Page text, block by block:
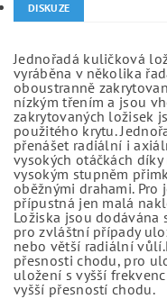
DISKUZE
Jednořadá kuličková
vyráběna v několika
oboustranně
nízkým třením a jsou
zakrytovaných ložisek
použitého krytu.
přenášet radiální i
vysokých otáčkách
vysokým stupněm
oběžnými drahami.
přípustná jen malá
Ložiska jsou
pro zvláštní případy
nebo větší radiální
přesnosti chodu, pro
uložení s vyšší
vyšší přesností chodu.